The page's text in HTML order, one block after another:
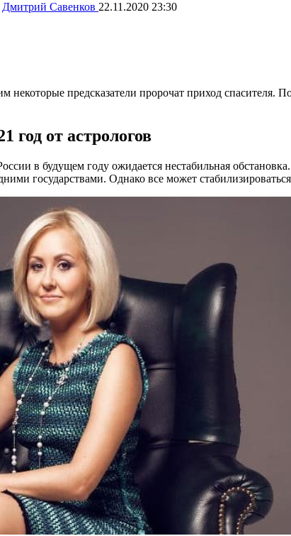
Дмитрий Савенков 22.11.2020 23:30
некоторые предсказатели пророчат приход спасителя.
год от астрологов
в будущем году ожидается нестабильная
государствами. Однако все может